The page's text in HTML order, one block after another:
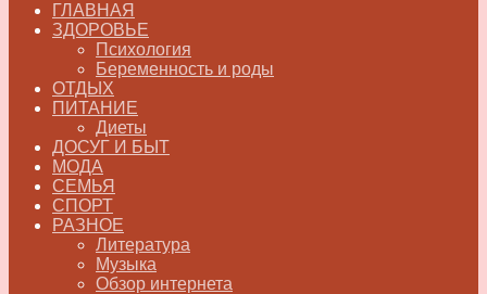
ГЛАВНАЯ
ЗДОРОВЬЕ
Психология
Беременность и роды
ОТДЫХ
ПИТАНИЕ
Диеты
ДОСУГ И БЫТ
МОДА
СЕМЬЯ
СПОРТ
РАЗНОЕ
Литература
Музыка
Обзор интернета